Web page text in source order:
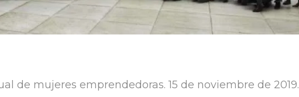
de mujeres emprendedoras. 15 de noviembre de 2019.